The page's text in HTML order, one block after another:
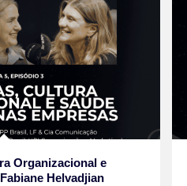
Organizacional e
Helvadjian